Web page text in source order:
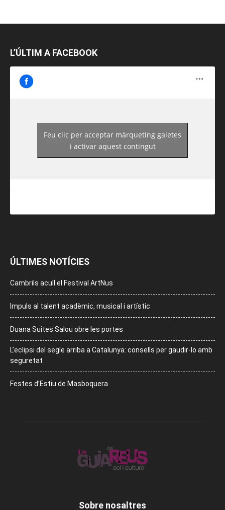
L’ÚLTIM A FACEBOOK
https://www.facebook.com/guiadereus/
Feu clic per acceptar màrqueting galetes
i activar aquest contingut
ÚLTIMES NOTÍCIES
Cambrils acull el Festival ArtNus
Impuls al talent acadèmic, musical i artístic
Duana Suites Salou obre les portes
L’eclipsi del segle arriba a Catalunya: consells per gaudir-lo amb
seguretat
Festes d’Estiu de Masboquera
Sobre nosaltres